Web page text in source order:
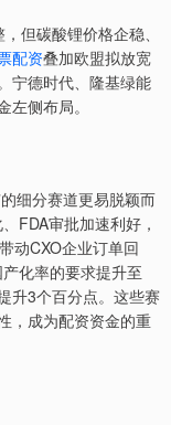
但碳酸锂价格企稳、
配资叠加欧盟拟放宽
宁德时代、隆基绿能
侧布局。
细分赛道更易脱颖而
FDA审批加速利好，
动CXO企业订单回
化率的要求提升至
升3个百分点。这些赛
，成为配资资金的重